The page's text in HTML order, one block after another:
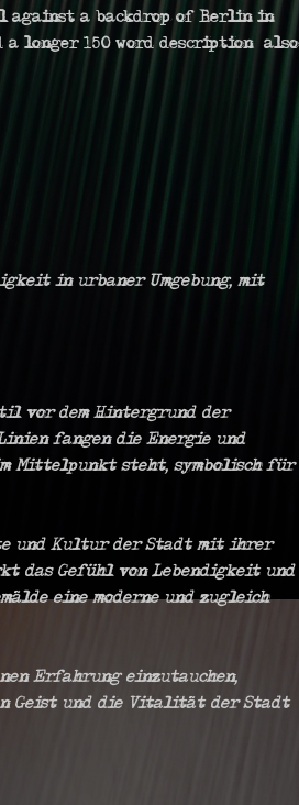
against a backdrop of Berlin in
a longer 150 word description also
in urbaner Umgebung, mit
vor dem Hintergrund der
fangen die Energie und
Mittelpunkt steht, symbolisch für
und Kultur der Stadt mit ihrer
das Gefühl von Lebendigkeit und
eine moderne und zugleich
Erfahrung einzutauchen,
Geist und die Vitalität der Stadt